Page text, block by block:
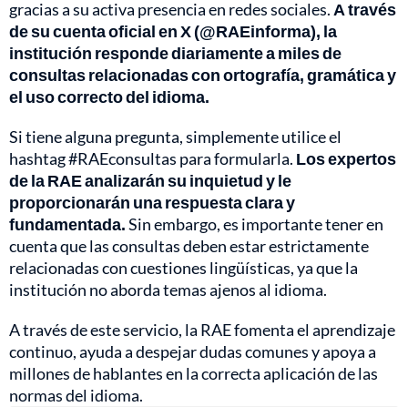
gracias a su activa presencia en redes sociales. A través
de su cuenta oficial en X (@RAEinforma), la
institución responde diariamente a miles de
consultas relacionadas con ortografía, gramática y
el uso correcto del idioma.
Si tiene alguna pregunta, simplemente utilice el
hashtag #RAEconsultas para formularla. Los expertos
de la RAE analizarán su inquietud y le
proporcionarán una respuesta clara y
fundamentada.Sin embargo, es importante tener en
cuenta que las consultas deben estar estrictamente
relacionadas con cuestiones lingüísticas, ya que la
institución no aborda temas ajenos al idioma.
A través de este servicio, la RAE fomenta el aprendizaje
continuo, ayuda a despejar dudas comunes y apoya a
millones de hablantes en la correcta aplicación de las
normas del idioma.